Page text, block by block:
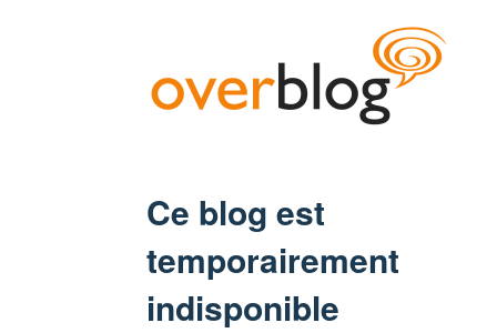
Ce blog est
temporairement
indisponible